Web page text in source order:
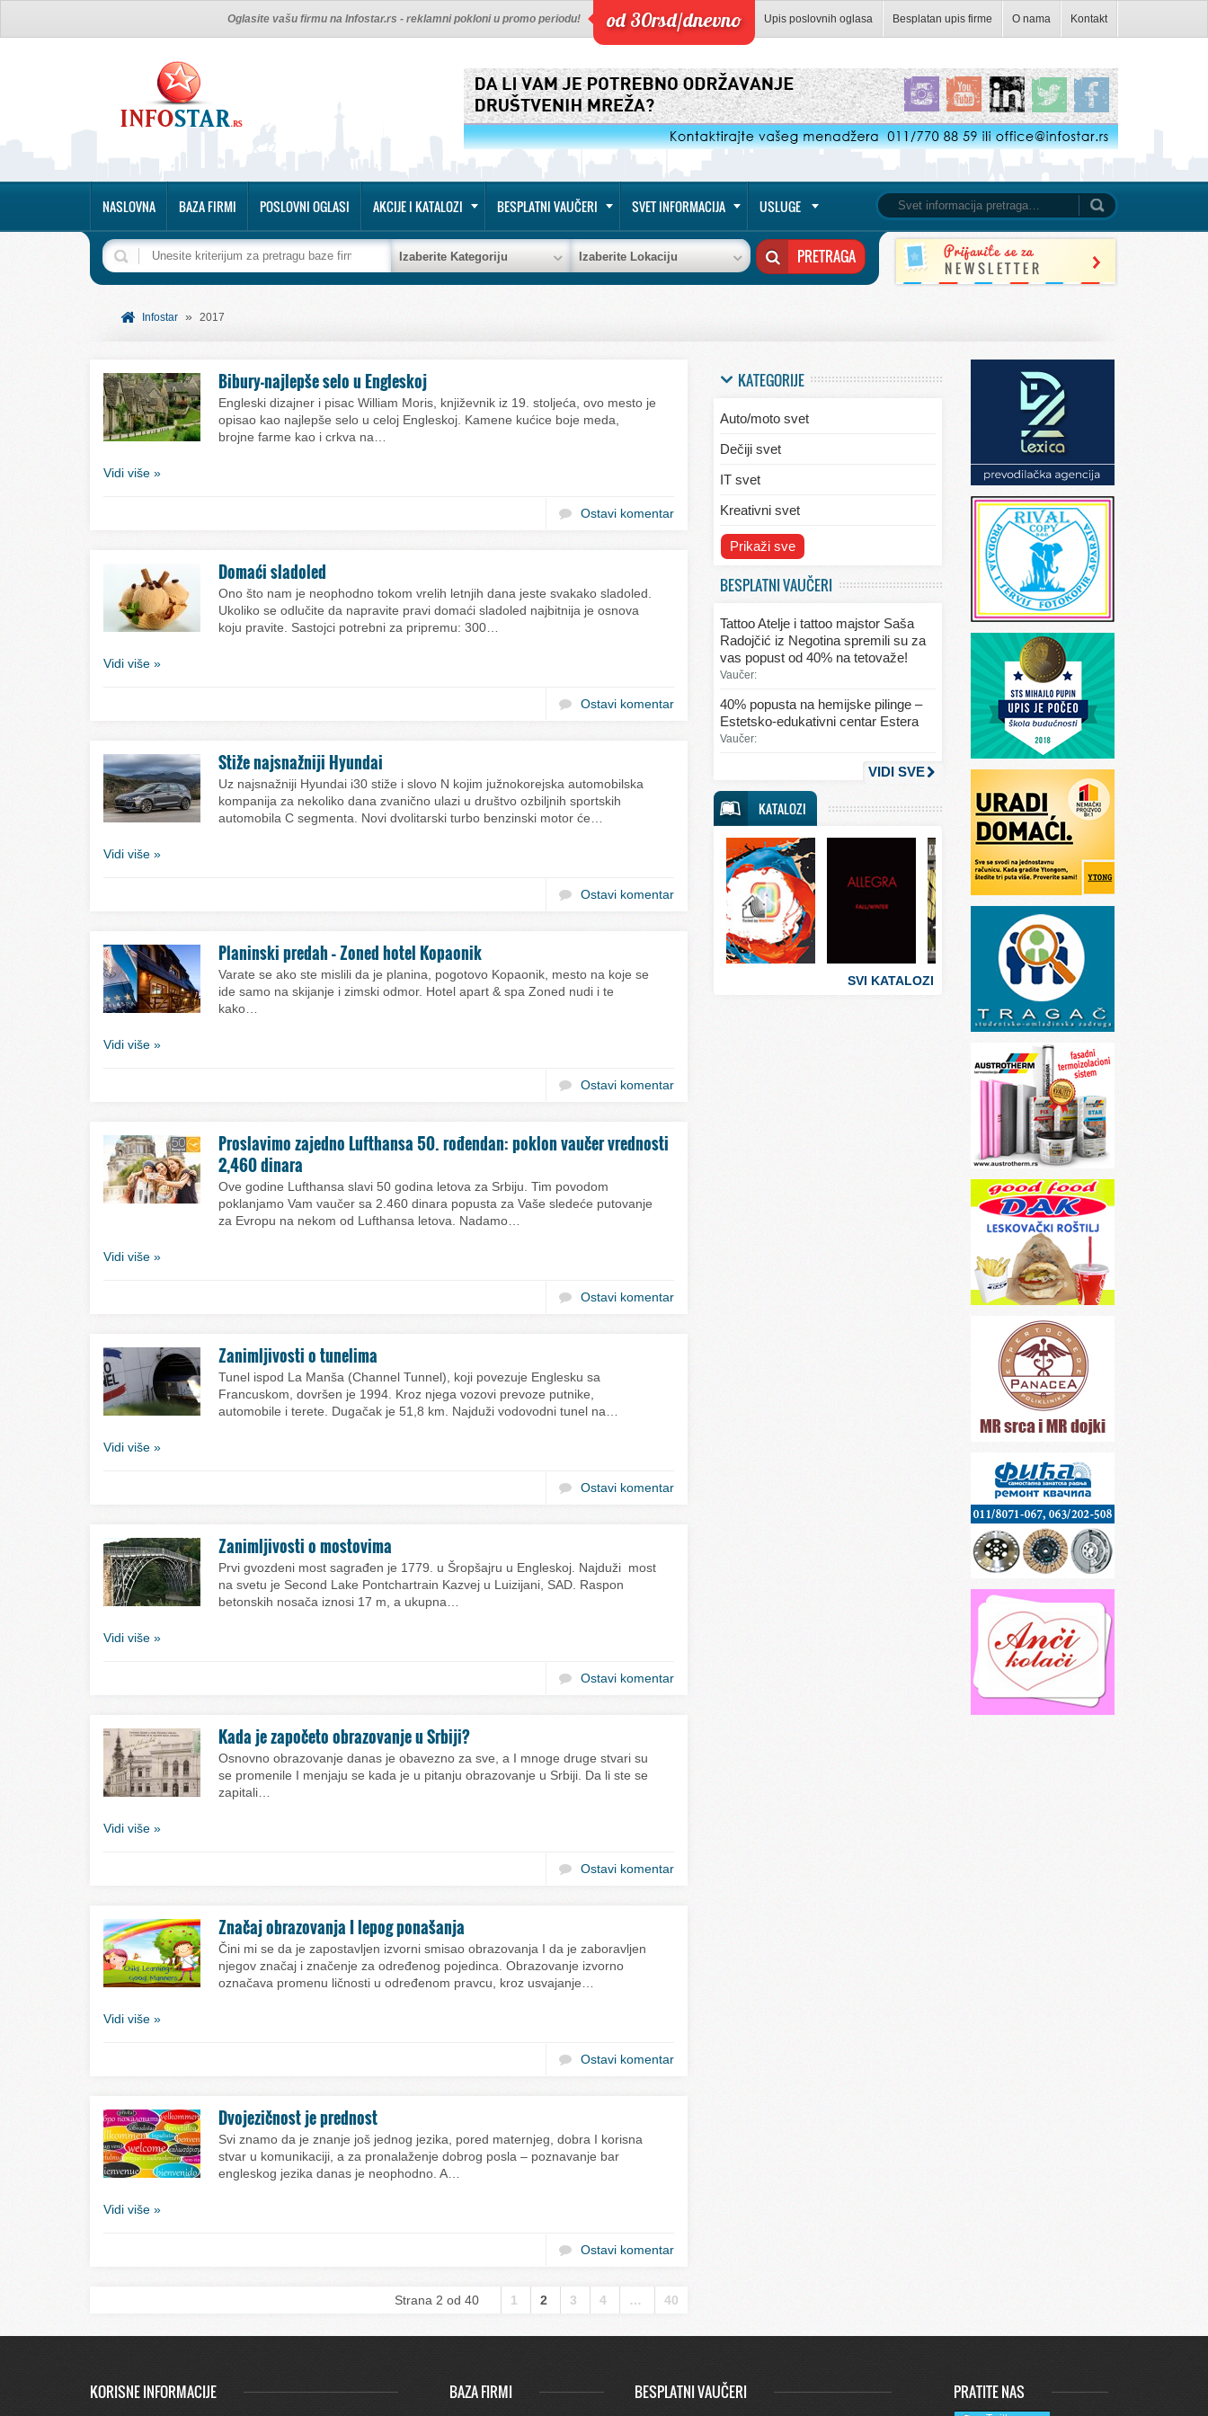
Upis poslovnih oglasa Besplatan upis firme O nama Kontakt
od 30rsd/dnevno
Oglasite vašu firmu na Infostar.rs - reklamni pokloni u promo periodu!
NASLOVNA BAZA FIRMI POSLOVNI OGLASI AKCIJE I KATALOZI BESPLATNI VAUČERI SVET INFORMACIJA USLUGE
Izaberite Kategoriju Izaberite Lokaciju
Infostar » 2017
Bibury-najlepše selo u Engleskoj
Engleski dizajner i pisac William Moris, književnik iz 19. stoljeća, ovo mesto je
opisao kao najlepše selo u celoj Engleskoj. Kamene kućice boje meda,
brojne farme kao i crkva na…
Vidi više »
Ostavi komentar
Domaći sladoled
Ono što nam je neophodno tokom vrelih letnjih dana jeste svakako sladoled.
Ukoliko se odlučite da napravite pravi domaći sladoled najbitnija je osnova
koju pravite. Sastojci potrebni za pripremu: 300…
Vidi više »
Ostavi komentar
Stiže najsnažniji Hyundai
Uz najsnažniji Hyundai i30 stiže i slovo N kojim južnokorejska automobilska
kompanija za nekoliko dana zvanično ulazi u društvo ozbiljnih sportskih
automobila C segmenta. Novi dvolitarski turbo benzinski motor će…
Vidi više »
Ostavi komentar
Planinski predah – Zoned hotel Kopaonik
Varate se ako ste mislili da je planina, pogotovo Kopaonik, mesto na koje se
ide samo na skijanje i zimski odmor. Hotel apart & spa Zoned nudi i te
kako…
Vidi više »
Ostavi komentar
Proslavimo zajedno Lufthansa 50. rođendan: poklon vaučer vrednosti
2,460 dinara
Ove godine Lufthansa slavi 50 godina letova za Srbiju. Tim povodom
poklanjamo Vam vaučer sa 2.460 dinara popusta za Vaše sledeće putovanje
za Evropu na nekom od Lufthansa letova. Nadamo…
Vidi više »
Ostavi komentar
Zanimljivosti o tunelima
Tunel ispod La Manša (Channel Tunnel), koji povezuje Englesku sa
Francuskom, dovršen je 1994. Kroz njega vozovi prevoze putnike,
automobile i terete. Dugačak je 51,8 km. Najduži vodovodni tunel na…
Vidi više »
Ostavi komentar
Zanimljivosti o mostovima
Prvi gvozdeni most sagrađen je 1779. u Šropšajru u Engleskoj. Najduži most
na svetu je Second Lake Pontchartrain Kazvej u Luizijani, SAD. Raspon
betonskih nosača iznosi 17 m, a ukupna…
Vidi više »
Ostavi komentar
Kada je započeto obrazovanje u Srbiji?
Osnovno obrazovanje danas je obavezno za sve, a I mnoge druge stvari su
se promenile I menjaju se kada je u pitanju obrazovanje u Srbiji. Da li ste se
zapitali…
Vidi više »
Ostavi komentar
Značaj obrazovanja I lepog ponašanja
Čini mi se da je zapostavljen izvorni smisao obrazovanja I da je zaboravljen
njegov značaj i značenje za određenog pojedinca. Obrazovanje izvorno
označava promenu ličnosti u određenom pravcu, kroz usvajanje…
Vidi više »
Ostavi komentar
Dvojezičnost je prednost
Svi znamo da je znanje još jednog jezika, pored maternjeg, dobra I korisna
stvar u komunikaciji, a za pronalaženje dobrog posla – poznavanje bar
engleskog jezika danas je neophodno. A…
Vidi više »
Ostavi komentar
Strana 2 od 40 1 2 3 4 … 40
KATEGORIJE
Auto/moto svet
Dečiji svet
IT svet
Kreativni svet
Svet ekologije
Svet kulinarstva
Svet lepote
Svet mode
Svet sporta
Svet tehnike
Svet ugostiteljstva
Svet zabave i umetnosti
Svet zanimljivosti
Svet zdravlja
Prikaži sve
BESPLATNI VAUČERI
Tattoo Atelje i tattoo majstor Saša
Radojčić iz Negotina spremili su za
vas popust od 40% na tetovaže!
Vaučer:
40% popusta na hemijske pilinge –
Estetsko-edukativni centar Estera
Vaučer:
VIDI SVE
KATALOZI
SVI KATALOZI
KORISNE INFORMACIJE BAZA FIRMI BESPLATNI VAUČERI PRATITE NAS